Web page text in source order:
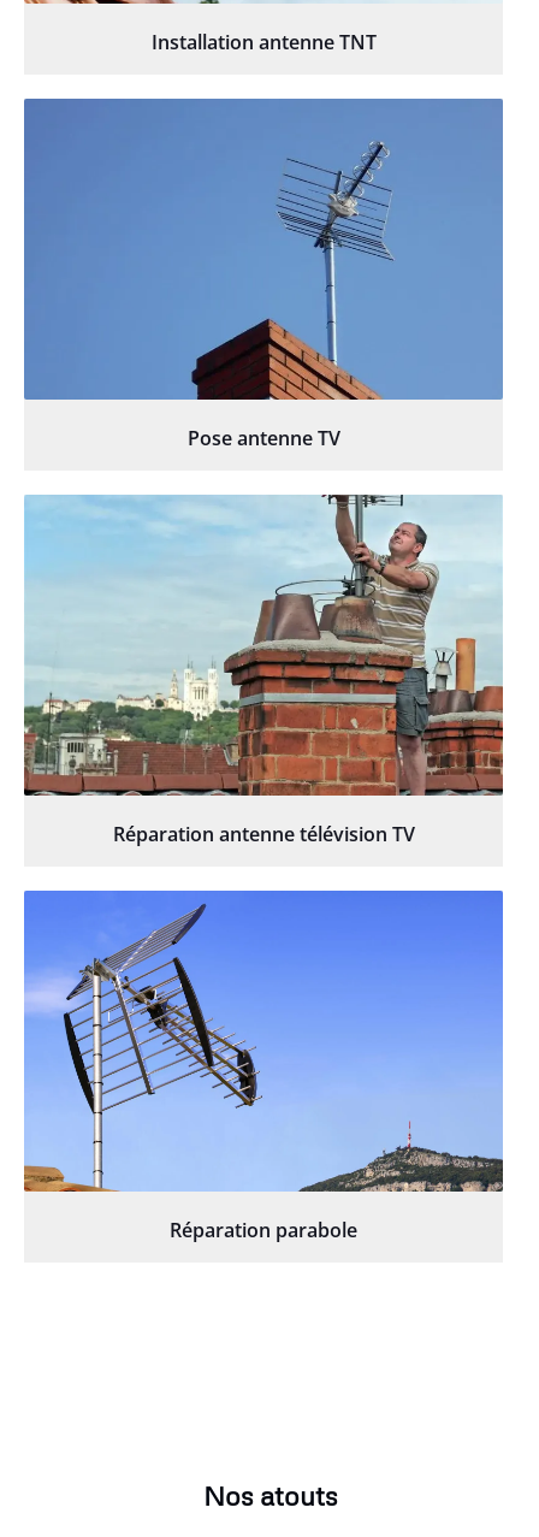
Installation antenne TNT
Pose antenne TV
Réparation antenne télévision TV
Réparation parabole
Nos atouts